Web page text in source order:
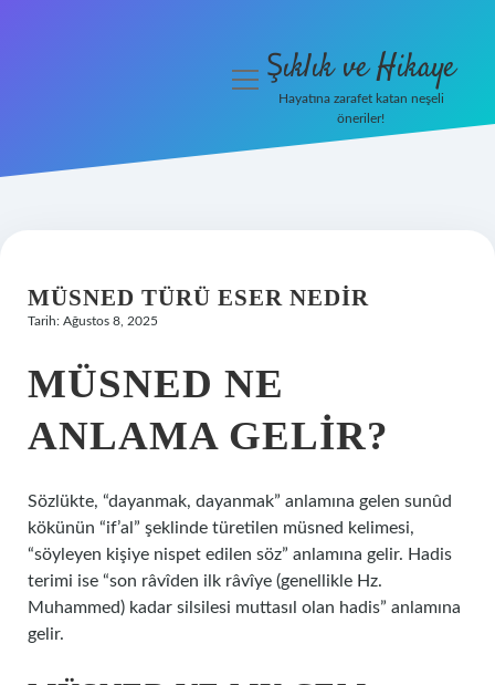
Olur
Yasal Uyarı
menüyüŞıklık ve Hikaye
Hayatına zarafet katan neşeli
öneriler!
MÜSNED TÜRÜ ESER NEDIR
Tarih: Ağustos 8, 2025
MÜSNED NE
ANLAMA GELIR?
Sözlükte, “dayanmak, dayanmak” anlamına gelen sunûd
kökünün “if’al” şeklinde türetilen müsned kelimesi,
“söyleyen kişiye nispet edilen söz” anlamına gelir. Hadis
terimi ise “son râvîden ilk râvîye (genellikle Hz.
Muhammed) kadar silsilesi muttasıl olan hadis” anlamına
gelir.